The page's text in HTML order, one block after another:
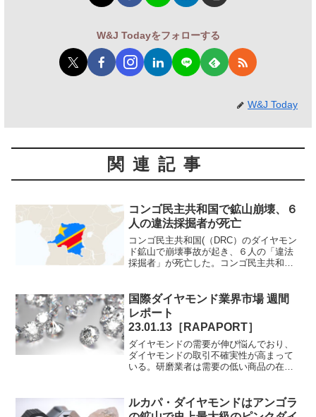
W&J Todayをフォローする
W&J Today
関連記事
コンゴ民主共和国で鉱山崩壊、６
人の違法採掘者が死亡
コンゴ民主共和国(（DRC）のダイヤモン
ド鉱山で崩壊事故が起き、６人の「違法
採掘者」が死亡した。コンゴ民主共和国
人が死亡したと見られるダイヤモンド鉱
山事故が発生してい...
国際ダイヤモンド業界市場 週間
レポート
23.01.13［RAPAPORT］
ダイヤモンドの需要が伸び悩んでおり、
ダイヤモンドの取引不確実性が高まって
いる。研磨業者は需要の低い商品の在庫
る。原石の二次マーケットでの価格が下
落している中、来週のデビ...
ルカパ・ダイヤモンドはアンゴラ